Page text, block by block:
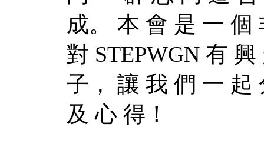
成。 本 會 是 一 個
對 STEPWGN 有
子， 讓 我 們 一 起
及 心 得！